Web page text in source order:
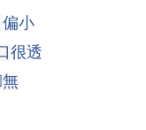
偏小
很透
無